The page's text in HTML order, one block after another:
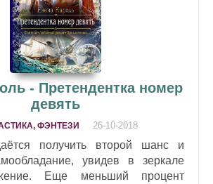
- Претендентка номер
девять
ФЭНТЕЗИ 26-10-2018
получить второй шанс и
увидев в зеркале
Еще меньший процент